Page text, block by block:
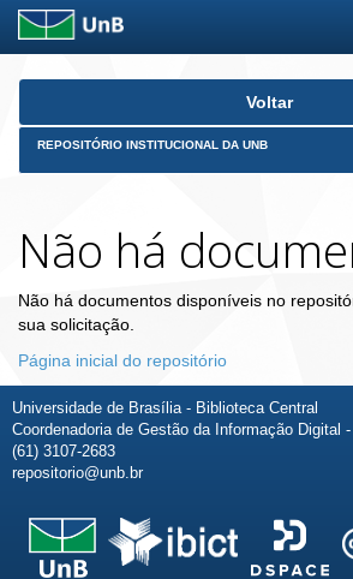
Skip
Voltar
REPOSITÓRIO INSTITUCIONAL DA UNB
Não há
Não há documentos disponíveis no
sua solicitação.
Página inicial do repositório
Universidade de Brasília - Biblioteca Central
Coordenadoria de Gestão da Informação Digital
(61) 3107-2683
repositorio@unb.br